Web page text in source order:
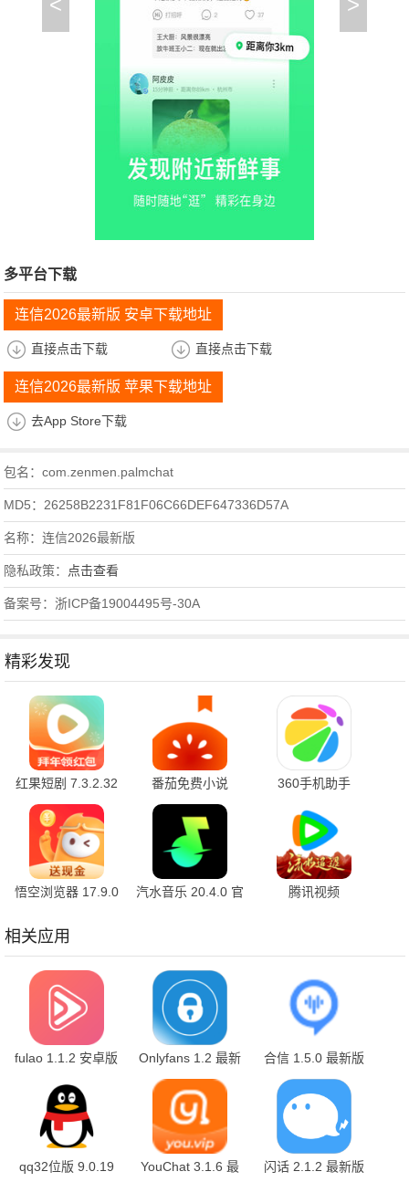
多平台下载
连信2026最新版 安卓下载地址
直接点击下载 直接点击下载
连信2026最新版 苹果下载地址
去App Store下载
包名：com.zenmen.palmchat
MD5：26258B2231F81F06C66DEF647336D57A
名称：连信2026最新版
隐私政策： 点击查看
备案号：浙ICP备19004495号-30A
精彩发现
红果短剧 7.3.2.32
官方版
番茄免费小说
7.3.1.32 安卓版
360手机助手
悟空浏览器 17.9.0
汽水音乐 20.4.0 官
腾讯视频
相关应用
fulao 1.1.2 安卓版
Onlyfans 1.2 最新
版
合信 1.5.0 最新版
qq32位版 9.0.19
YouChat 3.1.6 最
闪话 2.1.2 最新版